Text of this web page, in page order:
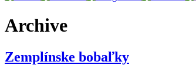
Archive
Zemplínske bobaľky